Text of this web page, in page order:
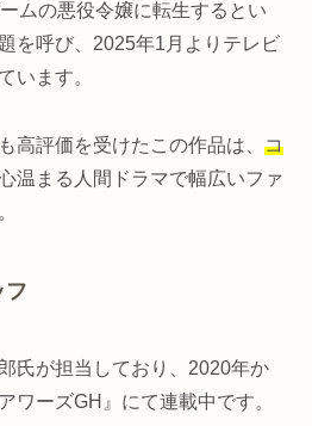
ムの悪役令嬢に転生するとい
を呼び、2025年1月よりテレビ
います。
高評価を受けたこの作品は、 コ
温まる人間ドラマで幅広いファ
フ
氏が担当しており、2020年か
ワーズGH』にて連載中です。